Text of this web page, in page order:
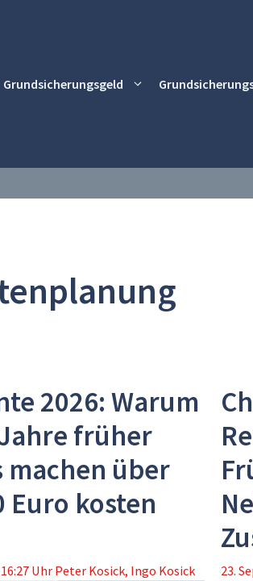
Grundsicherungsgeld
2026: Warum
früher
machen über
Euro kosten
Uhr Peter Kosick, Ingo Kosick 23.